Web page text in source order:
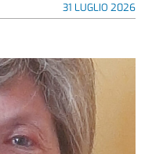
31 LUGLIO 2026